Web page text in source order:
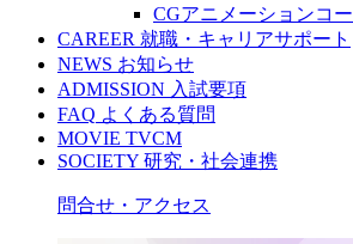
CGアニメーションコ
CAREER 就職・キャリアサポート
NEWS お知らせ
ADMISSION 入試要項
FAQ よくある質問
MOVIE TVCM
SOCIETY 研究・社会連携
問合せ・アクセス